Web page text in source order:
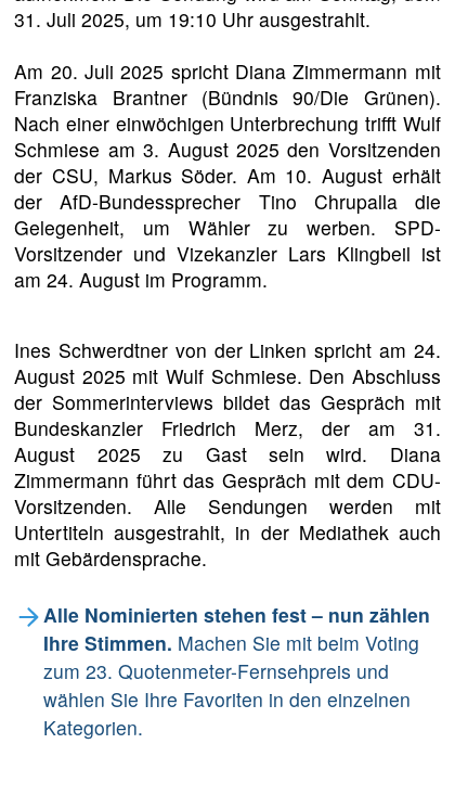
31. Juli 2025, um 19:10 Uhr ausgestrahlt.
Am 20. Juli 2025 spricht Diana Zimmermann mit
Franziska Brantner (Bündnis 90/Die Grünen).
Nach einer einwöchigen Unterbrechung trifft Wulf
Schmiese am 3. August 2025 den Vorsitzenden
der CSU, Markus Söder. Am 10. August erhält
der AfD-Bundessprecher Tino Chrupalla die
Gelegenheit, um Wähler zu werben. SPD-
Vorsitzender und Vizekanzler Lars Klingbeil ist
am 24. August im Programm.
Ines Schwerdtner von der Linken spricht am 24.
August 2025 mit Wulf Schmiese. Den Abschluss
der Sommerinterviews bildet das Gespräch mit
Bundeskanzler Friedrich Merz, der am 31.
August 2025 zu Gast sein wird. Diana
Zimmermann führt das Gespräch mit dem CDU-
Vorsitzenden. Alle Sendungen werden mit
Untertiteln ausgestrahlt, in der Mediathek auch
mit Gebärdensprache.
Alle Nominierten stehen fest – nun zählen
Ihre Stimmen. Machen Sie mit beim Voting
zum 23. Quotenmeter-Fernsehpreis und
wählen Sie Ihre Favoriten in den einzelnen
Kategorien.